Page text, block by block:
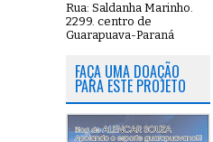
Rua: Saldanha Marinho.
2299. centro de
Guarapuava-Paraná
FAÇA UMA DOAÇÃO
PARA ESTE PROJETO